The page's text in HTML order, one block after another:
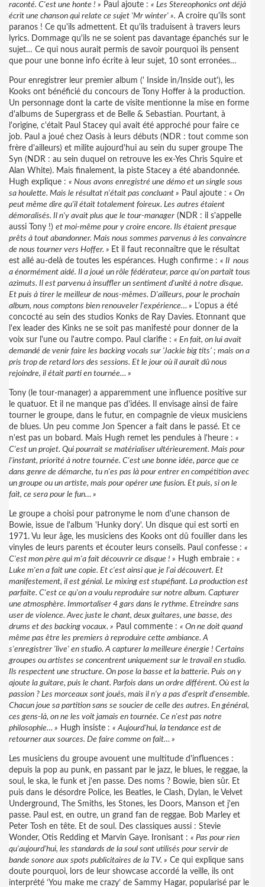
raconté. C'est une honte ! » Paul ajoute : « Les Stereophonics ont déjà
écrit une chanson qui relate ce sujet 'Mr winter' ». A croire qu'ils sont
paranos ! Ce qu'ils admettent. Et qu'ils traduisent à travers leurs
lyrics. Dommage qu'ils ne se soient pas davantage épanchés sur le
sujet… Ce qui nous aurait permis de savoir pourquoi ils pensent
que pour une bonne info écrite à leur sujet, 10 sont erronées…
Pour enregistrer leur premier album (' Inside in/Inside out'), les
Kooks ont bénéficié du concours de Tony Hoffer à la production.
Un personnage dont la carte de visite mentionne la mise en forme
d'albums de Supergrass et de Belle & Sebastian. Pourtant, à
l'origine, c'était Paul Stacey qui avait été approché pour faire ce
job. Paul a joué chez Oasis à leurs débuts (NDR : tout comme son
frère d'ailleurs) et milite aujourd'hui au sein du super groupe The
Syn (NDR : au sein duquel on retrouve les ex-Yes Chris Squire et
Alan White). Mais finalement, la piste Stacey a été abandonnée.
Hugh explique : « Nous avons enregistré une démo et un single sous
sa houlette. Mais le résultat n'était pas concluant » Paul ajoute : « On
peut même dire qu'il était totalement foireux. Les autres étaient
démoralisés. Il n'y avait plus que le tour-manager (NDR : il s'appelle
aussi Tony !) et moi-même pour y croire encore. Ils étaient presque
prêts à tout abandonner. Mais nous sommes parvenus à les convaincre
de nous tourner vers Hoffer. » Et il faut reconnaître que le résultat
est allé au-delà de toutes les espérances. Hugh confirme : « Il nous
a énormément aidé. Il a joué un rôle fédérateur, parce qu'on partait tous
azimuts. Il est parvenu à insuffler un sentiment d'unité à notre disque.
Et puis à tirer le meilleur de nous-mêmes. D'ailleurs, pour le prochain
album, nous comptons bien renouveler l'expérience… » L'opus a été
concocté au sein des studios Konks de Ray Davies. Etonnant que
l'ex leader des Kinks ne se soit pas manifesté pour donner de la
voix sur l'une ou l'autre compo. Paul clarifie : « En fait, on lui avait
demandé de venir faire les backing vocals sur ‘Jackie big tits’ ; mais on a
pris trop de retard lors des sessions. Et le jour où il aurait dû nous
rejoindre, il était parti en tournée… »
Tony (le tour-manager) a apparemment une influence positive sur
le quatuor. Et il ne manque pas d'idées. Il envisage ainsi de faire
tourner le groupe, dans le futur, en compagnie de vieux musiciens
de blues. Un peu comme Jon Spencer a fait dans le passé. Et ce
n'est pas un bobard. Mais Hugh remet les pendules à l'heure : «
C'est un projet. Qui pourrait se matérialiser ultérieurement. Mais pour
l'instant, priorité à notre tournée. C'est une bonne idée, parce que ce
dans genre de démarche, tu n'es pas là pour entrer en compétition avec
un groupe ou un artiste, mais pour opérer une fusion. Et puis, si on le
fait, ce sera pour le fun… »
Le groupe a choisi pour patronyme le nom d'une chanson de
Bowie, issue de l'album 'Hunky dory'. Un disque qui est sorti en
1971. Vu leur âge, les musiciens des Kooks ont dû fouiller dans les
vinyles de leurs parents et écouter leurs conseils. Paul confesse : «
C'est mon père qui m'a fait découvrir ce disque ! » Hugh embraie : «
Luke m'en a fait une copie. Et c'est ainsi que je l'ai découvert. Et
manifestement, il est génial. Le mixing est stupéfiant. La production est
parfaite. C'est ce qu'on a voulu reproduire sur notre album. Capturer
une atmosphère. Immortaliser 4 gars dans le rythme. Etreindre sans
user de violence. Avec juste le chant, deux guitares, une basse, des
drums et des backing vocaux. » Paul commente : « On ne doit quand
même pas être les premiers à reproduire cette ambiance. A
s'enregistrer 'live' en studio. A capturer la meilleure énergie ! Certains
groupes ou artistes se concentrent uniquement sur le travail en studio.
Ils respectent une structure. On pose la basse et la batterie. Puis on y
ajoute la guitare, puis le chant. Parfois dans un ordre différent. Où est la
passion ? Les morceaux sont joués, mais il n'y a pas d'esprit d'ensemble.
Chacun joue sa partition sans se soucier de celle des autres. En général,
ces gens-là, on ne les voit jamais en tournée. Ce n'est pas notre
philosophie… » Hugh insiste : « Aujourd'hui, la tendance est de
retourner aux sources. De faire comme on fait… »
Les musiciens du groupe avouent une multitude d'influences :
depuis la pop au punk, en passant par le jazz, le blues, le reggae, la
soul, le ska, le funk et j'en passe. Des noms ? Bowie, bien sûr. Et
puis dans le désordre Police, les Beatles, le Clash, Dylan, le Velvet
Underground, The Smiths, les Stones, les Doors, Manson et j'en
passe. Paul est, en outre, un grand fan de reggae. Bob Marley et
Peter Tosh en tête. Et de soul. Des classiques aussi : Stevie
Wonder, Otis Redding et Marvin Gaye. Ironisant : « Pas pour rien
qu'aujourd'hui, les standards de la soul sont utilisés pour servir de
bande sonore aux spots publicitaires de la TV. » Ce qui explique sans
doute pourquoi, lors de leur showcase accordé la veille, ils ont
interprété ‘You make me crazy’ de Sammy Hagar, popularisé par le